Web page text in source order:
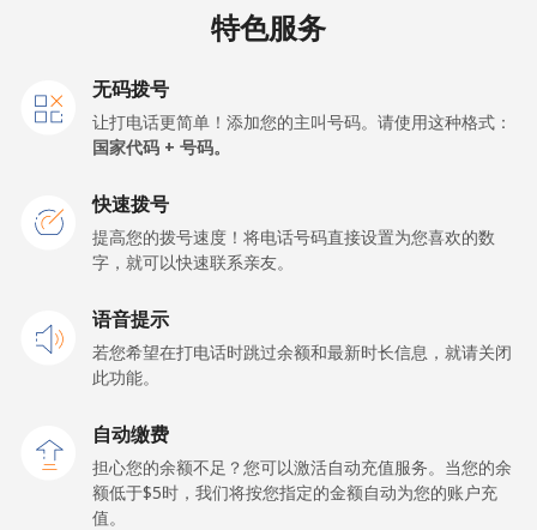
⁦1.7¢⁩
⁦2¢⁩
特色服务
无码拨号
让打电话更简单！添加您的主叫号码。请使用这种格式：
国家代码 + 号码。
快速拨号
提高您的拨号速度！将电话号码直接设置为您喜欢的数
字，就可以快速联系亲友。
语音提示
若您希望在打电话时跳过余额和最新时长信息，就请关闭
此功能。
自动缴费
担心您的余额不足？您可以激活自动充值服务。当您的余
额低于⁦$5⁩时，我们将按您指定的金额自动为您的账户充
值。